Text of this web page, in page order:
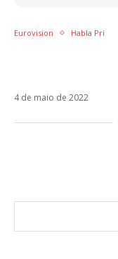
Eurovision Habla Pri
4 de maio de 2022